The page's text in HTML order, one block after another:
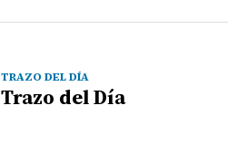
TRAZO DEL DÍA
Trazo del Día